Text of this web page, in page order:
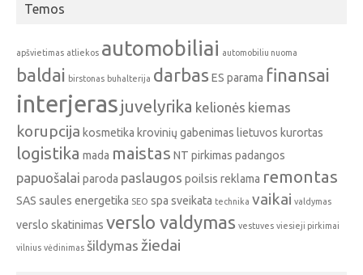
Temos
apšvietimas atliekos automobiliai automobiliu nuoma
baldai birstonas buhalterija darbas ES parama finansai
interjeras juvelyrika kelionės kiemas
korupcija kosmetika krovinių gabenimas lietuvos kurortas
logistika mada maistas NT pirkimas padangos
papuošalai paroda paslaugos poilsis reklama remontas
SAS saules energetika SEO spa sveikata technika vaikai valdymas
verslo skatinimas verslo valdymas vestuves viesieji pirkimai
vilnius vėdinimas šildymas žiedai